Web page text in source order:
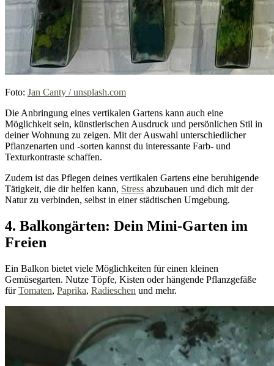
Foto: Jan Canty / unsplash.com
Die Anbringung eines vertikalen Gartens kann auch eine
Möglichkeit sein, künstlerischen Ausdruck und persönlichen Stil in
deiner Wohnung zu zeigen. Mit der Auswahl unterschiedlicher
Pflanzenarten und -sorten kannst du interessante Farb- und
Texturkontraste schaffen.
Zudem ist das Pflegen deines vertikalen Gartens eine beruhigende
Tätigkeit, die dir helfen kann, Stress abzubauen und dich mit der
Natur zu verbinden, selbst in einer städtischen Umgebung.
4. Balkongärten: Dein Mini-Garten im
Freien
Ein Balkon bietet viele Möglichkeiten für einen kleinen
Gemüsegarten. Nutze Töpfe, Kisten oder hängende Pflanzgefäße
fürTomaten, Paprika, Radieschen und mehr.